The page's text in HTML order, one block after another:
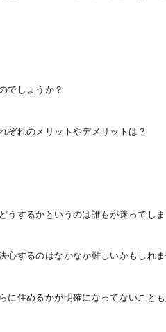
でしょうか？
ぞれのメリットやデメリットは？
するかというのは誰もが迷ってしま
するのはなかなか難しいかもしれま
住めるかが明確になってないこと